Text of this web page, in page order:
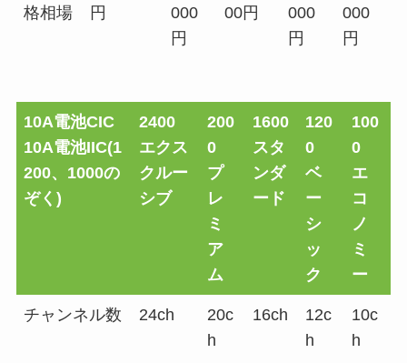
格相場
円
000
円
00円
000
円
000
円
10A電池CIC
10A電池IIC(1
200、1000の
ぞく)
2400
エクス
クルー
シブ
200
0
プ
レ
ミ
ア
ム
1600
スタ
ンダ
ード
120
0
ベ
ー
シ
ッ
ク
100
0
エ
コ
ノ
ミ
ー
チャンネル数 24ch
20c
h
16ch
12c
h
10c
h